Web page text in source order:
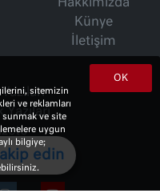
Hakkımızda
Künye
İletişim
OK
sitemizin
ve reklamları
sunmak ve site
uygun
bilgiye;
edin